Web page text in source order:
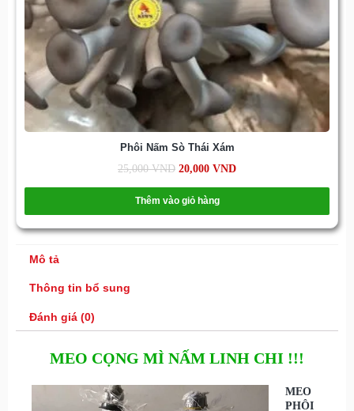
Phôi Nấm Sò Thái Xám
25,000VND 20,000 VND
Thêm vào giỏ hàng
Mô tả
Thông tin bổ sung
Đánh giá (0)
MEO CỌNG MÌ NẤM LINH CHI !!!
MEO
PHÔI